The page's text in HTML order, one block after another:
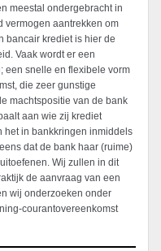
meestal ondergebracht in
vermogen aantrekken om
bancair krediet is hier de
Vaak wordt er een
een snelle en flexibele vorm
die zeer gunstige
machtspositie van de bank
aan wie zij krediet
het in bankkringen inmiddels
dat de bank haar (ruime)
Wij zullen in dit
de aanvraag van een
wij onderzoeken onder
courantovereenkomst